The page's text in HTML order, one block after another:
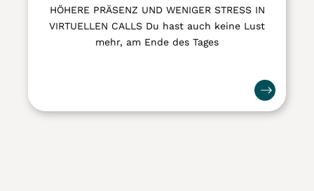
HÖHERE PRÄSENZ UND WENIGER STRESS IN
VIRTUELLEN CALLS Du hast auch keine Lust
mehr, am Ende des Tages